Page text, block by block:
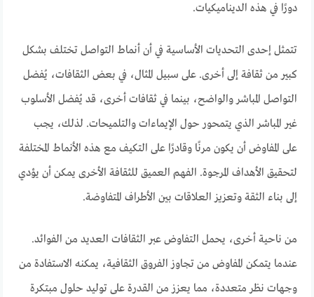
دورًا في هذه الديناميكيات.
تتمثل إحدى التحديات الأساسية في أن أنماط التواصل تختلف بشكل
كبير من ثقافة إلى أخرى. على سبيل المثال، في بعض الثقافات، يُفضل
التواصل المباشر والواضح، بينما في ثقافات أخرى، قد يُفضل الأسلوب
غير المباشر الذي يتمحور حول الإيماءات والتلميحات. لذلك، يجب
على المفاوض أن يكون مرنًا وقادرًا على التكيف مع هذه الأنماط المختلفة
لتحقيق الأهداف المرجوة. الفهم العميق للثقافة الأخرى يمكن أن يؤدي
إلى بناء الثقة وتعزيز العلاقات بين الأطراف المتفاوضة.
من ناحية أخرى، يحمل التفاوض عبر الثقافات العديد من الفوائد.
عندما يتمكن المفاوض من تجاوز الفروق الثقافية، يمكنه الاستفادة من
وجهات نظر متعددة، مما يعزز من القدرة على توليد حلول مبتكرة